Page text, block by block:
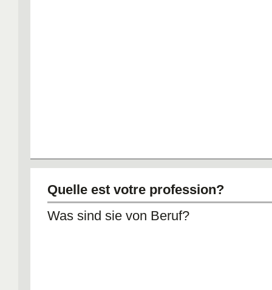
Quelle est votre profession?
Was sind sie von Beruf?